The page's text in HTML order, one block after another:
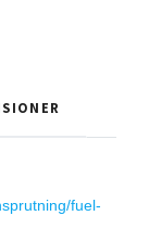
fuel-